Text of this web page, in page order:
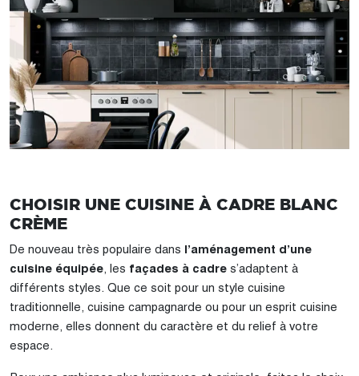
CHOISIR UNE CUISINE À CADRE BLANC
CRÈME
De nouveau très populaire dans l’aménagement d’une
cuisine équipée, les façades à cadre s’adaptent à
différents styles. Que ce soit pour un style cuisine
traditionnelle, cuisine campagnarde ou pour un esprit cuisine
moderne, elles donnent du caractère et du relief à votre
espace.